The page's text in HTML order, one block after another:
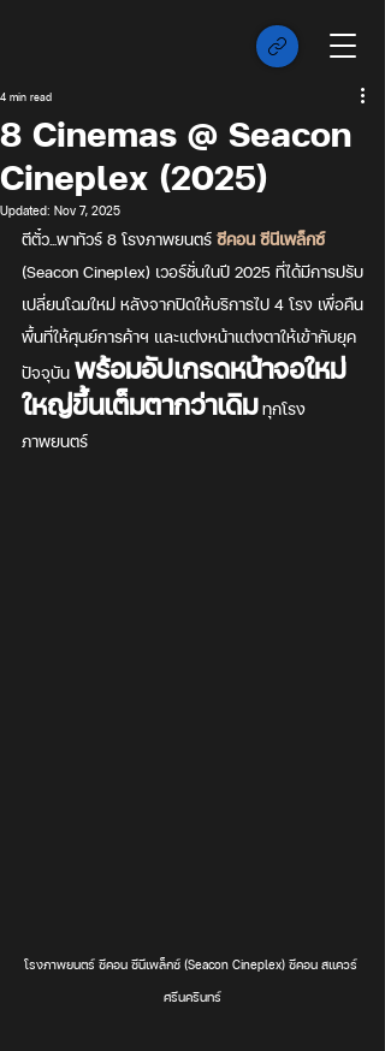
8 Cinemas @ Seacon
Cineplex (2025)
4 min read
Updated: Nov 7, 2025
ตีตั๋ว...พาทัวร์ 8 โรงภาพยนตร์ ซีคอน ซีนีเพล็กซ์
(Seacon Cineplex) เวอร์ชั่นในปี 2025 ที่ได้มีการปรับ
เปลี่ยนโฉมใหม่ หลังจากปิดให้บริการไป 4 โรง เพื่อคืน
พื้นที่ให้ศุนย์การค้าฯ และแต่งหน้าแต่งตาให้เข้ากับยุค
ปัจจุบัน พร้อมอัปเกรดหน้าจอใหม่
ใหญ่ขึ้นเต็มตากว่าเดิม ทุกโรง
ภาพยนตร์
โรงภาพยนตร์ ซีคอน ซีนีเพล็กซ์ (Seacon Cineplex) ซีคอน สแควร์
ศรีนครินทร์